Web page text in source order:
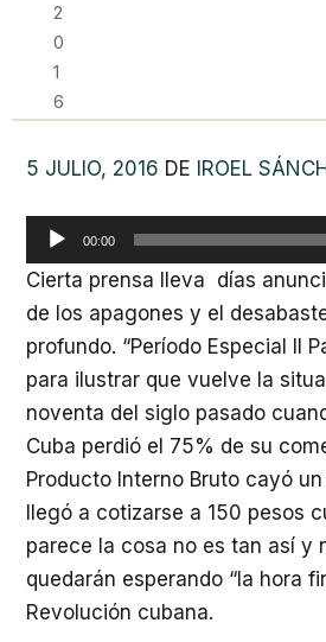
2
0
1
6
5 JULIO, 2016 DE IROEL
Reproductor
de
00:00
Cierta prensa lleva días
de los apagones y el
profundo. “Período Especial II
para ilustrar que vuelve la
noventa del siglo pasado
Cuba perdió el 75% de su
Producto Interno Bruto cayó
llegó a cotizarse a 150 pesos
parece la cosa no es tan así y
quedarán esperando “la hora
Revolución cubana.